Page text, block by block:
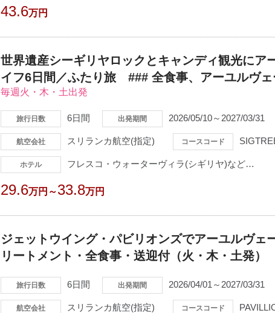
43.6万円
世界遺産シーギリヤロックとキャンディ観光に
イフ6日間／ふたり旅 ### 全食事、アーユルヴェ
毎週火・木・土出発
旅行日数 6日間 出発期間 2026/05/10～2027/03/31
航空会社 スリランカ航空(指定) コースコード
ホテル フレスコ・ウォーターヴィラ(シギリヤ)など…
29.6万円～33.8万円
ジェットウイング・パビリオンズでアーユルヴェ
リートメント・全食事・送迎付（火・木・土発）
旅行日数 6日間 出発期間 2026/04/01～2027/03/31
航空会社 スリランカ航空(指定) コースコード